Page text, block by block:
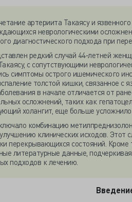
артериита Такаясу и
неврологическими
диагностического подхода при
редкий случай 44‐летней
с сопутствующими
симптомы острого ишемического
толстой кишки, связанное с
в начале отличается от
осложнений, таких как
холангит, еще больше
комбинацию
клинических исходов. Этот
перекрывающихся состояний. Кроме
литературные данные,
подходов к лечению.